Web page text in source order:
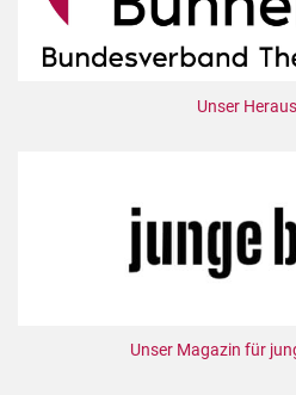
Unser
Unser Magazin für